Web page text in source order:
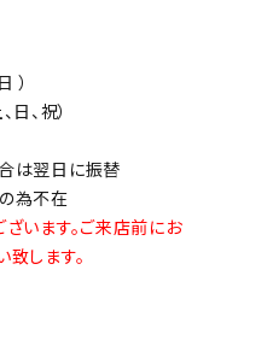
）
日、祝）
は翌日に振替
為不在
います。ご来店前にお
します。